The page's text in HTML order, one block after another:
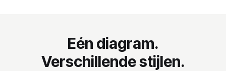
Eén diagram.
Verschillende stijlen.